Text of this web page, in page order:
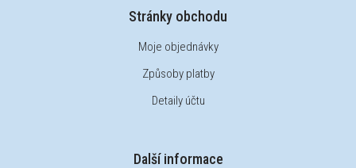
Stránky obchodu
Moje objednávky
Způsoby platby
Detaily účtu
Další informace